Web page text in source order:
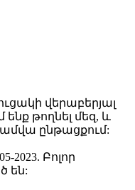
վերաբերյալ
թողնել մեզ, և
ընթացքում:
2023. Բոլոր
են: